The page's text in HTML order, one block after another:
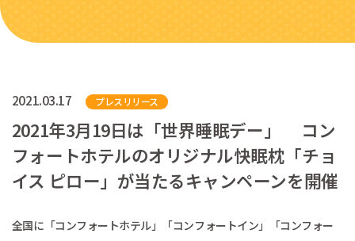
2021.03.17 プレスリリース
2021年3月19日は「世界睡眠デー」 コン
フォートホテルのオリジナル快眠枕「チョ
イス ピロー」が当たるキャンペーンを開催
全国に「コンフォートホテル」「コンフォートイン」「コンフォー